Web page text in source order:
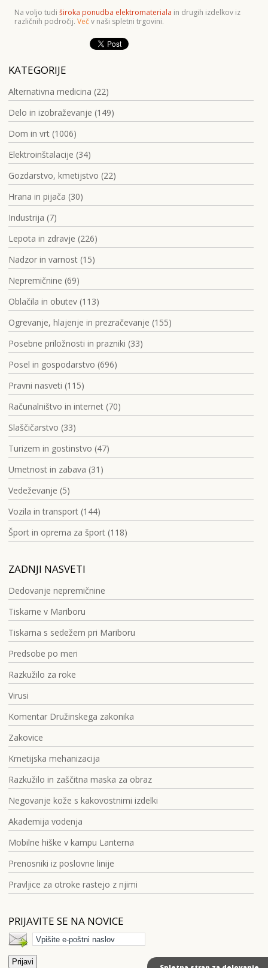
Na voljo tudi široka ponudba elektromateriala in drugih izdelkov iz
različnih področij. Večv naši spletni trgovini.
KATEGORIJE
Alternativna medicina (22)
Delo in izobraževanje (149)
Dom in vrt (1006)
Elektroinštalacije (34)
Gozdarstvo, kmetijstvo (22)
Hrana in pijača (30)
Industrija (7)
Lepota in zdravje (226)
Nadzor in varnost (15)
Nepremičnine (69)
Oblačila in obutev (113)
Ogrevanje, hlajenje in prezračevanje (155)
Posebne priložnosti in prazniki (33)
Posel in gospodarstvo (696)
Pravni nasveti (115)
Računalništvo in internet (70)
Slaščičarstvo (33)
Turizem in gostinstvo (47)
Umetnost in zabava (31)
Vedeževanje (5)
Vozila in transport (144)
Šport in oprema za šport (118)
ZADNJI NASVETI
Dedovanje nepremičnine
Tiskarne v Mariboru
Tiskarna s sedežem pri Mariboru
Predsobe po meri
Razkužilo za roke
Virusi
Komentar Družinskega zakonika
Zakovice
Kmetijska mehanizacija
Razkužilo in zaščitna maska za obraz
Negovanje kože s kakovostnimi izdelki
Akademija vodenja
Mobilne hiške v kampu Lanterna
Prenosniki iz poslovne linije
Pravljice za otroke rastejo z njimi
PRIJAVITE SE NA NOVICE